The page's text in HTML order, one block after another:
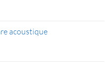
acoustique